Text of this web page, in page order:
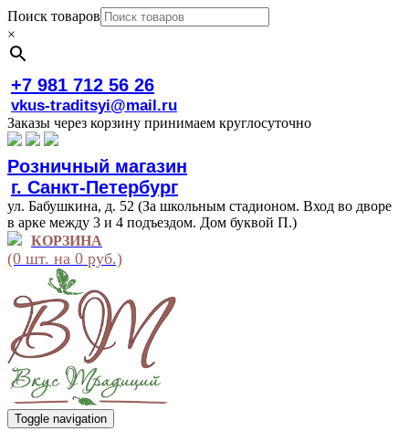
Поиск товаров
×
+7 981 712 56 26
vkus-traditsyi@mail.ru
Заказы через корзину принимаем круглосуточно
Розничный магазин
г. Санкт-Петербург
ул. Бабушкина, д. 52 (За школьным стадионом. Вход во дворе
в арке между 3 и 4 подъездом. Дом буквой П.)
КОРЗИНА
(0 шт. на 0 руб.)
Toggle navigation